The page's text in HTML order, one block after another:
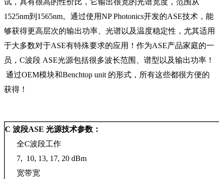
试，具有很高的性价比，它输出很宽的光谱宽度，范围从
1525nm到1565nm。通过使用NP Photonics开发的ASE技术，能
够获得更高层次的输出功率、光谱以及温度稳定性，尤其适用
于大多数对于ASE有特殊要求的应用！作为ASE产品家庭的一
员，C波段 ASE光源包括很多波长范围、谱型以及输出功率！
通过OEM模块和Benchtop unit 的形式，所有这些都很方便的
获得！
C 波段ASE 光源技术参数：
全C波段工作
7, 10, 13, 17, 20 dBm
宽带宽